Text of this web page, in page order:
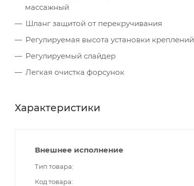
массажный
Шланг защитой от перекручивания
Регулируемая высота установки креплений
Регулируемый слайдер
Легкая очистка форсунок
Характеристики
Внешнее исполнение
Тип товара
Код товара